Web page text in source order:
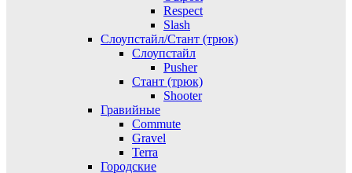
Respect
Slash
Слоупстайл/Стант (трюк)
Слоупстайл
Pusher
Стант (трюк)
Shooter
Гравийные
Commute
Gravel
Terra
Городские